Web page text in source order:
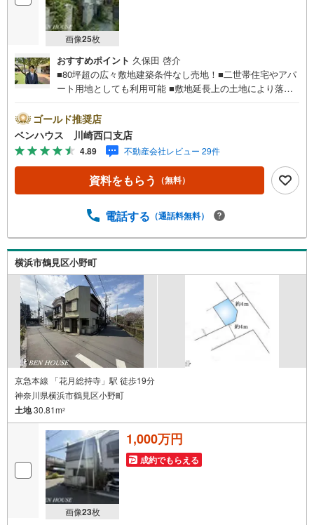
画像25枚
おすすめポイント 久保田 啓介
■80坪超の広々敷地建築条件なし売地！■二世帯住宅やアパ
ート用地としても利用可能 ■敷地延長上の土地により落ち
でも可能です！■ご見学をご希望のお客様、平日・休日問わ
ず ご対応させていただきます。■また、オンライン案内・
相談などにも対応しております。 どうぞ お気軽にご連
絡下さい。その他にも・・・●「この物件以外にも何件か一
緒に物件を見てみたい」●「私はローンいくら借りられるの
だろう？」●「買替えなので、自宅がいくらで売却できるか
金は、どれくらいないと買えないの？」●「自営業者はロー
いことばかり・・・。ご安心ください!!お力になれる事がご
ざいましたら、誠心誠意 お手伝いをさせていただきます。
【ベンハウス】にお任せ下さい！
ゴールド推奨店
ベンハウス 川崎西口支店
4.89 不動産会社レビュー 29件
資料をもらう （無料）
電話する （通話料無料）
横浜市鶴見区小野町
京急本線 「花月総持寺」駅 徒歩19分
神奈川県横浜市鶴見区小野町
土地30.81m2
画像23枚
1,000万円
成約でもらえる